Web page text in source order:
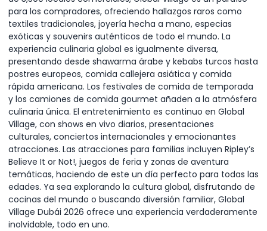
para los compradores, ofreciendo hallazgos raros como
textiles tradicionales, joyería hecha a mano, especias
exóticas y souvenirs auténticos de todo el mundo. La
experiencia culinaria global es igualmente diversa,
presentando desde shawarma árabe y kebabs turcos hasta
postres europeos, comida callejera asiática y comida
rápida americana. Los festivales de comida de temporada
y los camiones de comida gourmet añaden a la atmósfera
culinaria única. El entretenimiento es continuo en Global
Village, con shows en vivo diarios, presentaciones
culturales, conciertos internacionales y emocionantes
atracciones. Las atracciones para familias incluyen Ripley’s
Believe It or Not!, juegos de feria y zonas de aventura
temáticas, haciendo de este un día perfecto para todas las
edades. Ya sea explorando la cultura global, disfrutando de
cocinas del mundo o buscando diversión familiar, Global
Village Dubái 2026 ofrece una experiencia verdaderamente
inolvidable, todo en uno.